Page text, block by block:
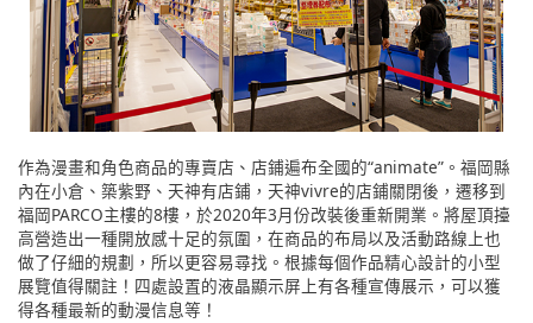
作為漫畫和角色商品的專賣店、店鋪遍布全國的“animate”。福岡縣
內在小倉、築紫野、天神有店鋪，天神vivre的店鋪關閉後，遷移到
福岡PARCO主樓的8樓，於2020年3月份改裝後重新開業。將屋頂擡
高營造出一種開放感十足的氛圍，在商品的布局以及活動路線上也
做了仔細的規劃，所以更容易尋找。根據每個作品精心設計的小型
展覽值得關註！四處設置的液晶顯示屏上有各種宣傳展示，可以獲
得各種最新的動漫信息等！